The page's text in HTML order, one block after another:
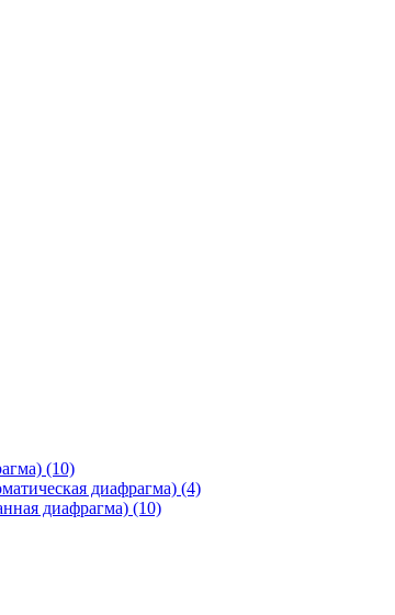
(10)
диафрагма) (4)
диафрагма) (10)